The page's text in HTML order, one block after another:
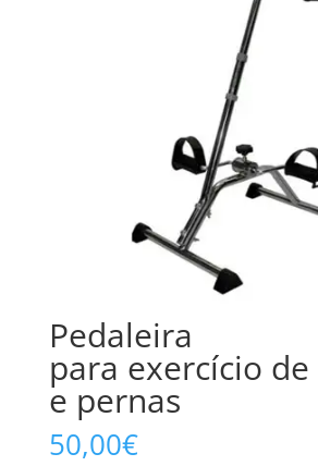
Pedaleira
para exercício
e pernas
50,00€